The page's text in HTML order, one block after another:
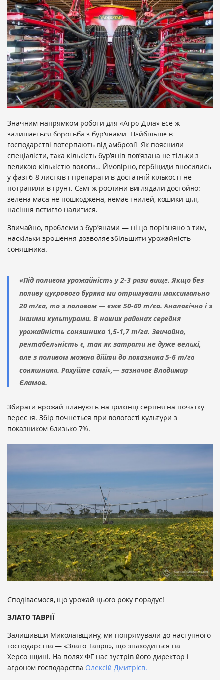
Значним напрямком роботи для «Агро-Діла» все ж
залишається боротьба з бур’янами. Найбільше в
господарстві потерпають від амброзії. Як пояснили
спеціалісти, така кількість бур’янів пов’язана не тільки з
великою кількістю вологи… Ймовірно, гербіциди вносились
у фазі 6-8 листків і препарати в достатній кількості не
потрапили в грунт. Самі ж рослини виглядали достойно:
зелена маса не пошкоджена, немає гнилей, кошики цілі,
насіння встигло налитися.
Звичайно, проблеми з бур’янами — ніщо порівняно з тим,
наскільки зрошення дозволяє збільшити урожайність
соняшника.
«Під поливом урожайність у 2-3 рази вище. Якщо без
поливу цукрового буряка ми отримували максимально
20 т/га, то з поливом — вже 50-60 т/га. Аналогічно і з
іншими культурами. В наших районах середня
урожайність соняшника 1,5-1,7 т/га. Звичайно,
рентабельність є, так як затрати не дуже великі,
але з поливом можна дійти до показника 5-6 т/га
соняшника. Рахуйте самі»,— зазначає Владимир
Єламов.
Збирати врожай планують наприкінці серпня на початку
вересня. Збір почнеться при вологості культури з
показником близько 7%.
Сподіваємося, що урожай цього року порадує!
ЗЛАТО ТАВРІЇ
Залишивши Миколаївщину, ми попрямували до наступного
господарства — «Злато Таврії», що знаходиться на
Херсонщині. На полях ФГ нас зустрів його директор і
агроном господарства Олексій Дмитрієв.